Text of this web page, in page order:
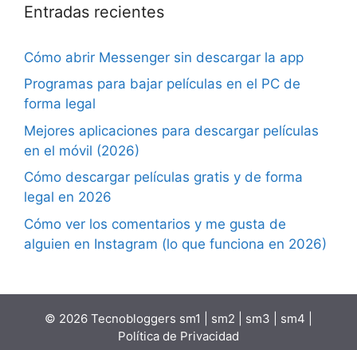
Entradas recientes
Cómo abrir Messenger sin descargar la app
Programas para bajar películas en el PC de
forma legal
Mejores aplicaciones para descargar películas
en el móvil (2026)
Cómo descargar películas gratis y de forma
legal en 2026
Cómo ver los comentarios y me gusta de
alguien en Instagram (lo que funciona en 2026)
© 2026 Tecnobloggers sm1 sm2 sm3 sm4
Política de Privacidad